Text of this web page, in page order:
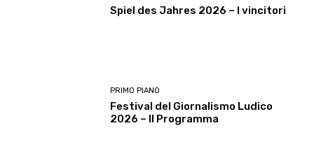
Spiel des Jahres 2026 – I vincitori
PRIMO PIANO
Festival del Giornalismo Ludico
2026 – Il Programma